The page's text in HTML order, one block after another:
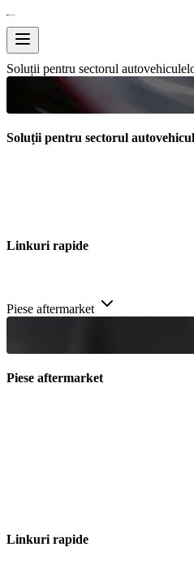
Soluții pentru sectorul
Soluții pentru sectorul
Linkuri rapide
Piese aftermarket
Piese aftermarket
Linkuri rapide